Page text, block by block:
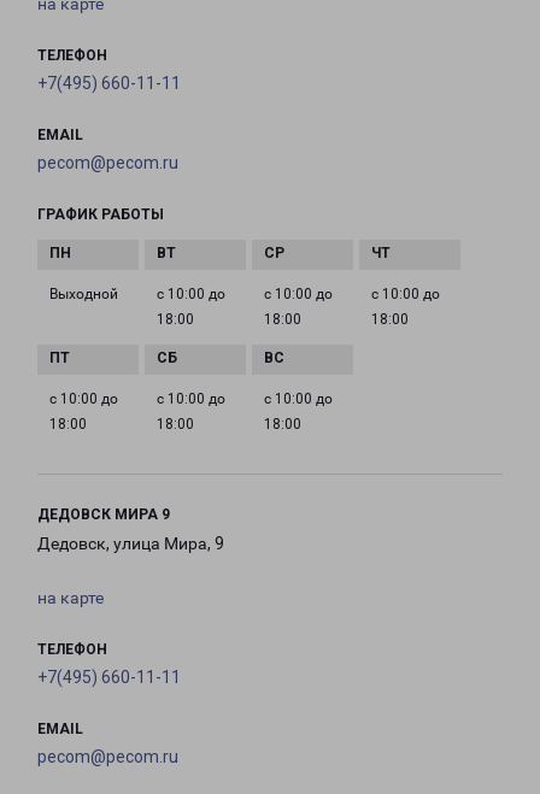
на карте
ТЕЛЕФОН
+7(495) 660-11-11
EMAIL
pecom@pecom.ru
ГРАФИК РАБОТЫ
Выходной
с 10:00 до
18:00
с 10:00 до
18:00
с 10:00 до
18:00
с 10:00 до
18:00
с 10:00 до
18:00
с 10:00 до
18:00
ДЕДОВСК МИРА 9
Дедовск, улица Мира, 9
на карте
ТЕЛЕФОН
+7(495) 660-11-11
EMAIL
pecom@pecom.ru